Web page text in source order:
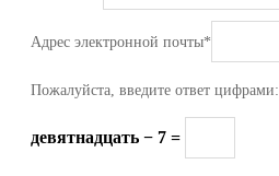
Адрес электронной почты*
Пожалуйста, введите ответ цифрами:
девятнадцать − 7 =